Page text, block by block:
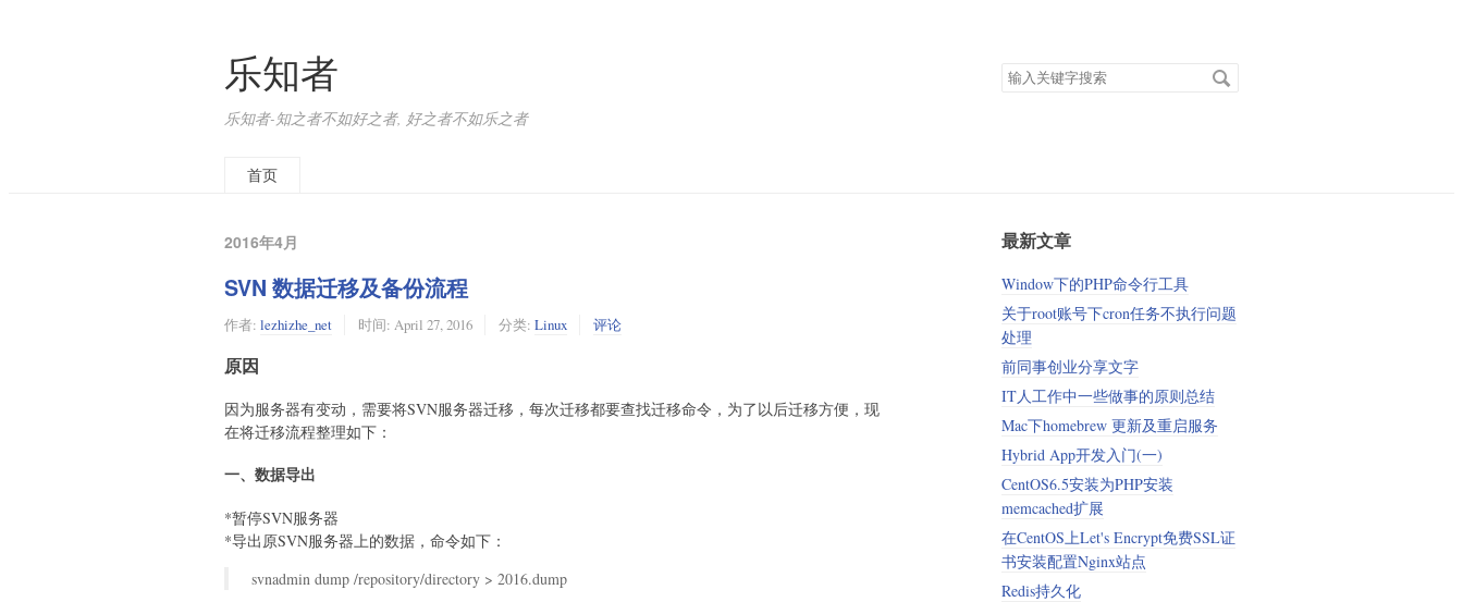
乐知者
乐知者-知之者不如好之者, 好之者不如乐之者
搜
首页
2016年4月
SVN 数据迁移及备份流程
作者: lezhizhe_net 时间: April 27, 2016 分类: Linux 评论
原因
因为服务器有变动，需要将SVN服务器迁移，每次迁移都要查找迁移命令，为了以后迁移方便，现
在将迁移流程整理如下：
一、数据导出
*暂停SVN服务器
*导出原SVN服务器上的数据，命令如下：
svnadmin dump /repository/directory > 2016.dump
最新文章
Window下的PHP命令行工具
关于root账号下cron任务不执行问题
处理
前同事创业分享文字
IT人工作中一些做事的原则总结
Mac下homebrew 更新及重启服务
Hybrid App开发入门(一)
CentOS6.5安装为PHP安装
memcached扩展
在CentOS上Let's Encrypt免费SSL证
书安装配置Nginx站点
Redis持久化